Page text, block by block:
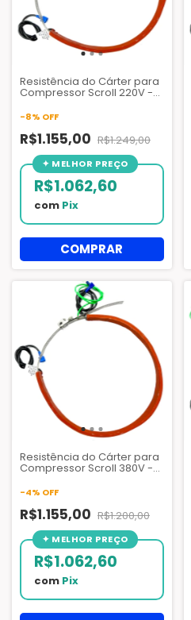
Resistência do Cárter para
Compressor Scroll 220V -
100W
-8% OFF
R$1.155,00 R$1.249,00
R$1.062,60
com Pix
Resistência do Cárter para
Compressor Scroll 380V -
100W
-4% OFF
R$1.155,00 R$1.200,00
R$1.062,60
com Pix